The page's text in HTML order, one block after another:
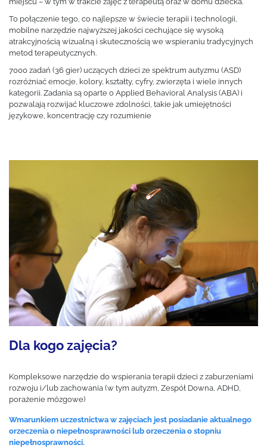
To połączenie tego, co najlepsze w świecie terapii i technologii,
mobilne narzędzie najwyższej jakości cechujące się wysoką
atrakcyjnością wizualną i skutecznością we wspieraniu tradycyjnych
metod terapeutycznych.
7000 zadań (36 gier) uczących dzieci ze spektrum autyzmu (ASD)
rozróżniać emocje, kolory, kształty, cyfry, zwierzęta i wiele innych
kategorii. Zadania są oparte o Applied Behavioral Analysis (ABA) i
pozwalają rozwijać kluczowe zdolności, takie jak umiejętności
językowe, koncentrację czy rozumienie
Dla kogo zajęcia?
Kompleksowe narzędzie do wspierania terapii dzieci z zaburzeniami
rozwoju i/lub zachowania (w tym autyzm, Zespół Downa, ADHD,
porażenie mózgowe)
Wmarunkiem uczestnictwa w zajęciach jest posiadanie aktualnego
orzeczenia o niepełnosprawności lub orzeczenia o stopniu
niepełnosprawności.